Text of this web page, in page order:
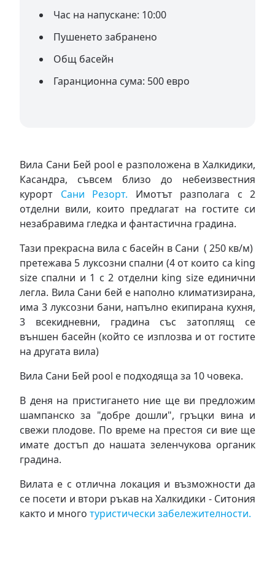
Вила Сани Бей pool е разположена в Халкидики,
Касандра, съвсем близо до небеизвестния
курорт Сани Резорт. Имотът разполага с 2
отделни вили, които предлагат на гостите си
незабравима гледка и фантастична градина.
Тази прекрасна вила с басейн в Сани ( 250 кв/м)
претежава 5 луксозни спални (4 от които са king
size спални и 1 с 2 отделни king size единични
легла. Вила Сани бей е наполно климатизирана,
има 3 луксозни бани, напълно екипирана кухня,
3 всекидневни, градина със затоплящ се
външен басейн (който се изплозва и от гостите
на другата вила)
Вила Сани Бей pool е подходяща за 10 човека.
В деня на пристигането ние ще ви предложим
шампанско за "добре дошли", гръцки вина и
свежи плодове. По време на престоя си вие ще
имате достъп до нашата зеленчукова органик
градина.
Вилата е с отлична локация и възможности да
се посети и втори ръкав на Халкидики - Ситония
както и много туристически забележителности.
Час на напускане: 10:00
Пушенето забранено
Общ басейн
Гаранционна сума: 500 eвро